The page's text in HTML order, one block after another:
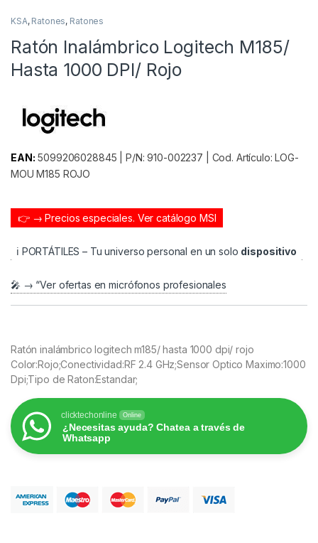
KSA, Ratones, Ratones
Ratón Inalámbrico Logitech M185/
Hasta 1000 DPI/ Rojo
EAN: 5099206028845 | P/N: 910-002237 | Cod. Artículo: LOG-
MOU M185 ROJO
👉 → Precios especiales. Ver catálogo MSI
ℹ️ PORTÁTILES – Tu universo personal en un solo dispositivo
🎤 → “Ver ofertas en micrófonos profesionales
Ratón inalámbrico logitech m185/ hasta 1000 dpi/ rojo
Color:Rojo;Conectividad:RF 2.4 GHz;Sensor Optico Maximo:1000
Dpi;Tipo de Raton:Estandar;
clicktechonline Online
¿Necesitas ayuda? Chatea a través de
Whatsapp